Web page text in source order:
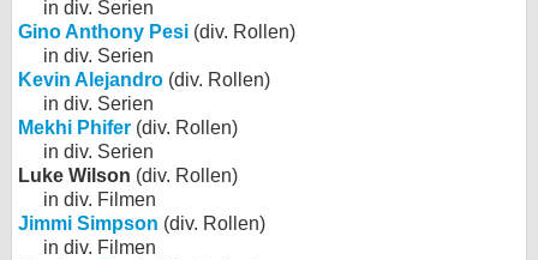
in div. Serien
Gino Anthony Pesi (div. Rollen)
in div. Serien
Kevin Alejandro (div. Rollen)
in div. Serien
Mekhi Phifer (div. Rollen)
in div. Serien
Luke Wilson (div. Rollen)
in div. Filmen
Jimmi Simpson (div. Rollen)
in div. Filmen